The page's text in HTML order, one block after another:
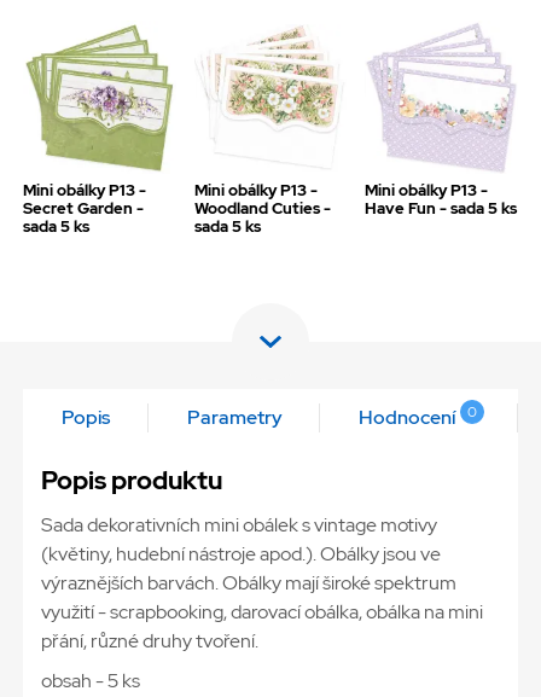
Mini obálky P13 -
Secret Garden -
sada 5 ks
Mini obálky P13 -
Woodland Cuties -
sada 5 ks
Mini obálky P13 -
Have Fun - sada 5 ks
Popis Parametry Hodnocení 0
Popis produktu
Sada dekorativních mini obálek s vintage motivy
(květiny, hudební nástroje apod.). Obálky jsou ve
výraznějších barvách. Obálky mají široké spektrum
využití - scrapbooking, darovací obálka, obálka na mini
přání, různé druhy tvoření.
obsah - 5 ks